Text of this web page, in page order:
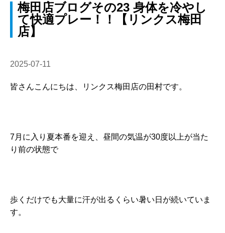
梅田店ブログその23 身体を冷やし
て快適プレー！！【リンクス梅田
店】
2025-07-11
皆さんこんにちは、リンクス梅田店の田村です。
7月に入り夏本番を迎え、昼間の気温が30度以上が当た
り前の状態で
歩くだけでも大量に汗が出るくらい暑い日が続いていま
す。